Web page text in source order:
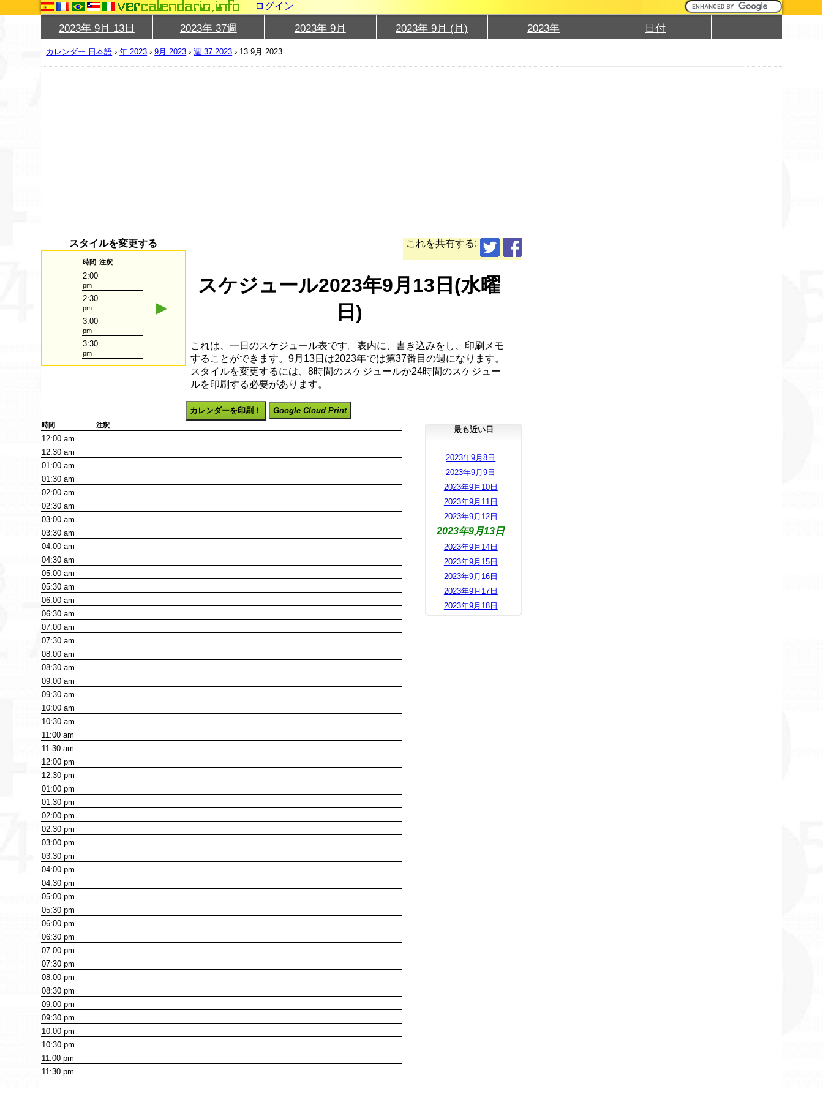
ログイン
2023年 9月 13日 2023年 37週 2023年 9月 2023年 9月 (月) 2023年 日付
カレンダー 日本語 ›年 2023 ›9月 2023 ›週 37 2023 › 13 9月 2023
これを共有する:
スタイルを変更する
時間 注釈
2:00
pm
2:30
pm
3:00
pm
3:30
pm
►
スケジュール2023年9月13日(水曜
日)
これは、一日のスケジュール表です。表内に、書き込みをし、印刷メモ
することができます。9月13日は2023年では第37番目の週になります。
スタイルを変更するには、8時間のスケジュールか24時間のスケジュー
ルを印刷する必要があります。
カレンダーを印刷！ Google Cloud Print
時間 注釈
12:00am
12:30am
01:00am
01:30am
02:00am
02:30am
03:00am
03:30am
04:00am
04:30am
05:00am
05:30am
06:00am
06:30am
07:00am
07:30am
08:00am
08:30am
09:00am
09:30am
10:00am
10:30am
11:00am
11:30am
12:00pm
12:30pm
01:00pm
01:30pm
02:00pm
02:30pm
03:00pm
03:30pm
04:00pm
04:30pm
05:00pm
05:30pm
06:00pm
06:30pm
07:00pm
07:30pm
08:00pm
08:30pm
09:00pm
09:30pm
10:00pm
10:30pm
11:00pm
11:30pm
最も近い日
2023年9月8日
2023年9月9日
2023年9月10日
2023年9月11日
2023年9月12日
2023年9月13日
2023年9月14日
2023年9月15日
2023年9月16日
2023年9月17日
2023年9月18日